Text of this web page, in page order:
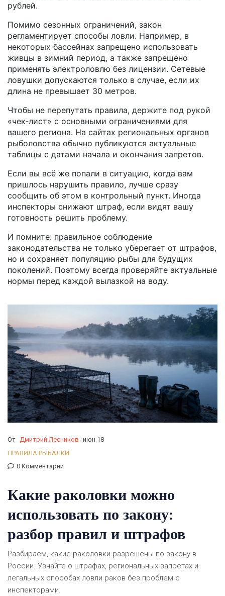
рублей.
Помимо сезонных ограничений, закон
регламентирует способы ловли. Например, в
некоторых бассейнах запрещено использовать
живцы в зимний период, а также запрещено
применять электроловлю без лицензии. Сетевые
ловушки допускаются только в случае, если их
длина не превышает 30 метров.
Чтобы не перепутать правила, держите под рукой
«чек‑лист» с основными ограничениями для
вашего региона. На сайтах региональных органов
рыболовства обычно публикуются актуальные
таблицы с датами начала и окончания запретов.
Если вы всё же попали в ситуацию, когда вам
пришлось нарушить правило, лучше сразу
сообщить об этом в контрольный пункт. Иногда
инспекторы снижают штраф, если видят вашу
готовность решить проблему.
И помните: правильное соблюдение
законодательства не только уберегает от штрафов,
но и сохраняет популяцию рыбы для будущих
поколений. Поэтому всегда проверяйте актуальные
нормы перед каждой вылазкой на воду.
От Дмитрий Лесников июн 18
ПРАВИЛА РЫБАЛКИ
0 Комментарии
Какие раколовки можно
использовать по закону:
разбор правил и штрафов
Разбираем, какие раколовки разрешены по закону в
России. Узнайте о штрафах, региональных запретах и
легальных способах ловли раков без проблем с
инспекторами.